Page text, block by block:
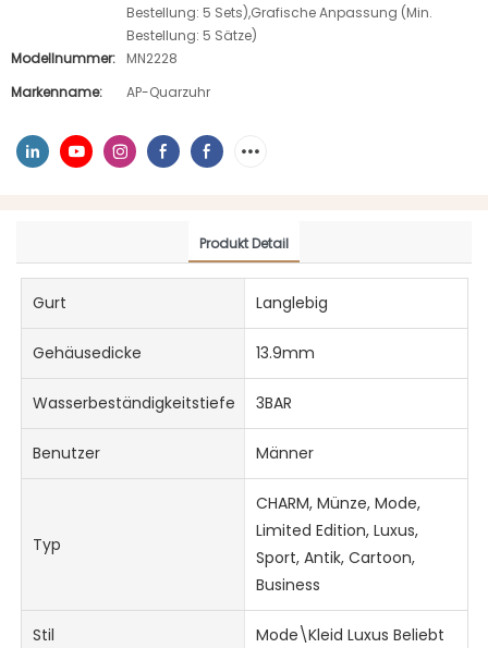
Bestellung: 5 Sets),Grafische Anpassung (Min.
Bestellung: 5 Sätze)
Modellnummer:
MN2228
Markenname:
AP-Quarzuhr
Produkt Detail
Gurt Langlebig
Gehäusedicke 13.9mm
Wasserbeständigkeitstiefe 3BAR
Benutzer Männer
Typ
CHARM, Münze, Mode,
Limited Edition, Luxus,
Sport, Antik, Cartoon,
Business
Stil Mode\Kleid Luxus Beliebt